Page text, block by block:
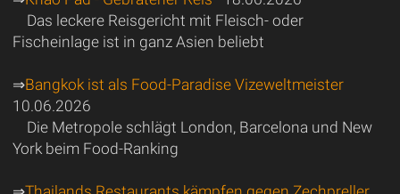
Das leckere Reisgericht mit Fleisch- oder
Fischeinlage ist in ganz Asien beliebt
⇒Bangkok ist als Food-Paradise Vizeweltmeister
10.06.2026
Die Metropole schlägt London, Barcelona und New
York beim Food-Ranking